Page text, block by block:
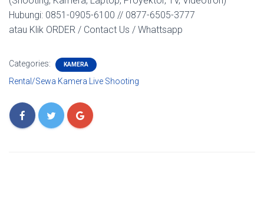
Hubungi: 0851-0905-6100 // 0877-6505-3777
atau Klik ORDER / Contact Us / Whattsapp
Categories: KAMERA
Rental/Sewa Kamera Live Shooting